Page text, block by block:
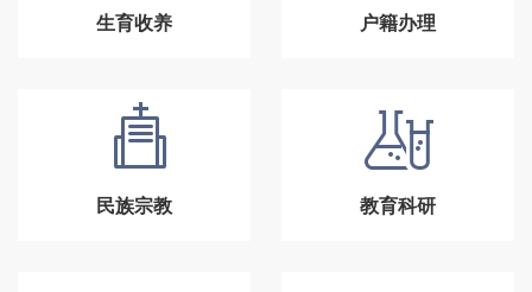
生育收养 户籍办理
民族宗教 教育科研